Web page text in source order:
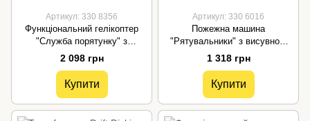
Артикул: 330 8356
Функціональний гелікоптер
"Служба порятунку" з
лебідкою, звуковими та
світловими ефектами, 330
2 098 грн
Купити
Артикул: 330 6016
Пожежна машина
"Рятувальники" з висувною
драбиною звук. та світл.
ефектами 30 см, 330 6016
1 318 грн
Купити